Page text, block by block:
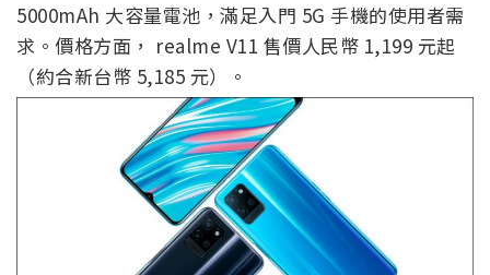
5000mAh 大容量電池，滿足入門 5G 手機的使用者需
求。價格方面， realme V11 售價人民幣 1,199 元起
（約合新台幣 5,185 元）。